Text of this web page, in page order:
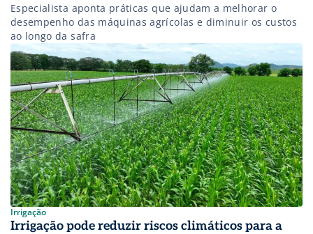
Especialista aponta práticas que ajudam a melhorar o
desempenho das máquinas agrícolas e diminuir os custos
ao longo da safra
Irrigação
Irrigação pode reduzir riscos climáticos para a